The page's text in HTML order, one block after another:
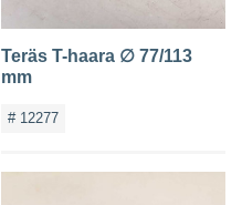
Teräs T-haara ∅ 77/113
mm
# 12277